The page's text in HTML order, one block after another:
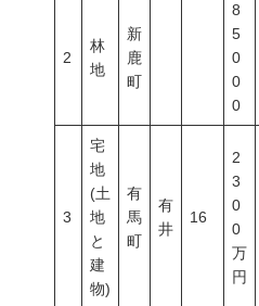
2
林
地
新
鹿
町
8
5
0
0
0
3
宅
地
(土
地
と
建
物)
有
馬
町
有
井
16
2
3
0
0
万
円